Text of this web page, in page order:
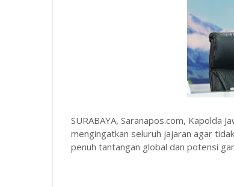
SURABAYA, Saranapos.com, Kapolda
mengingatkan seluruh jajaran agar
penuh tantangan global dan potensi